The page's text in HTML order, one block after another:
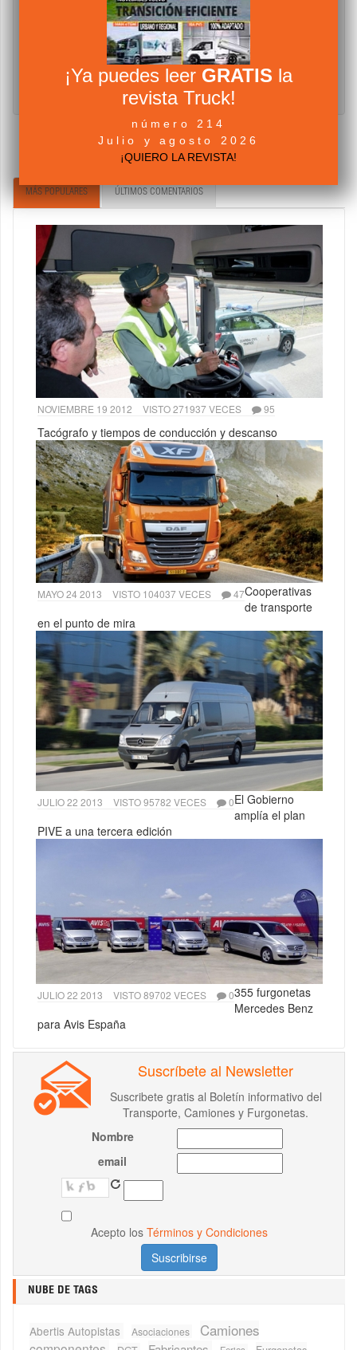
MÁS POPULARES ÚLTIMOS COMENTARIOS
NOVIEMBRE 19 2012 VISTO 271937 VECES 95
Tacógrafo y tiempos de conducción y descanso
MAYO 24 2013 VISTO 104037 VECES 47Cooperativas
de transporte
en el punto de mira
JULIO 22 2013 VISTO 95782 VECES 0El Gobierno
amplía el plan
PIVE a una tercera edición
JULIO 22 2013 VISTO 89702 VECES 0355 furgonetas
Mercedes Benz
para Avis España
Suscríbete al Newsletter
Suscribete gratis al Boletín informativo del
Transporte, Camiones y Furgonetas.
Nombre
email
Acepto los Términos y Condiciones
NUBE DE TAGS
Abertis Autopistas Asociaciones Camiones
¡Ya puedes leer GRATIS la
revista Truck!
número 214
Julio y agosto 2026
¡QUIERO LA REVISTA!